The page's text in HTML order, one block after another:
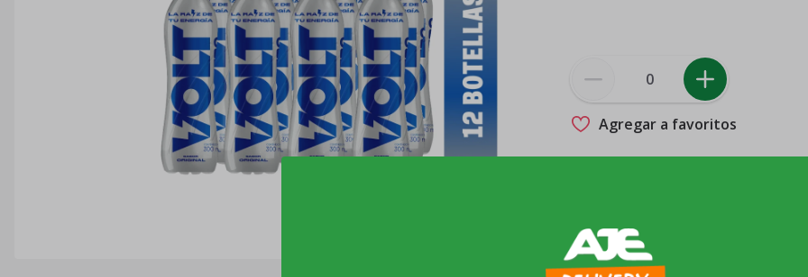
Agregar a favoritos